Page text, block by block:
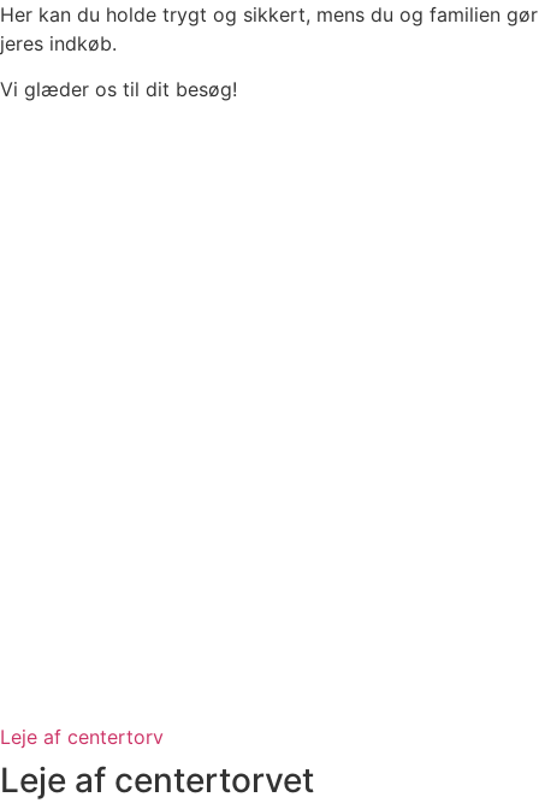
Her kan du holde trygt og sikkert, mens du og familien gør
jeres indkøb.
Vi glæder os til dit besøg!
Leje af centertorv
Leje af centertorvet